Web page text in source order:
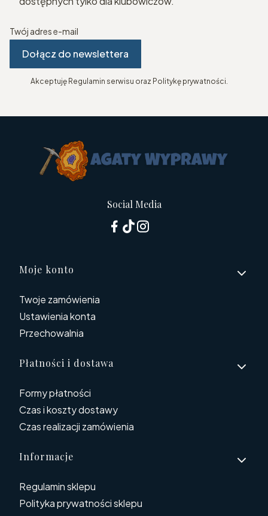
Twój adres e-mail
Dołącz do newslettera
Akceptuję Regulamin serwisu oraz Politykę prywatności.
Social Media
Linki w stopce
Moje konto
Twoje zamówienia
Ustawienia konta
Przechowalnia
Płatności i dostawa
Formy płatności
Czas i koszty dostawy
Czas realizacji zamówienia
Informacje
Regulamin sklepu
Polityka prywatności sklepu